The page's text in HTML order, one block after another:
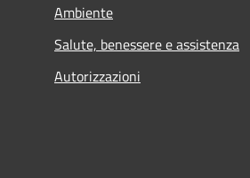
Ambiente
Salute, benessere e assistenza
Autorizzazioni